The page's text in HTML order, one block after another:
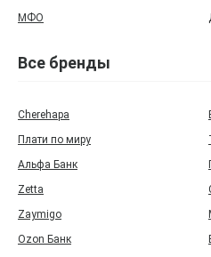
МФО
Все бренды
Cherehapa
Плати по миру
Альфа Банк
Zetta
Zaymigo
Ozon Банк